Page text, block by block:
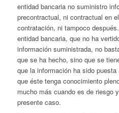
entidad bancaria no suministro
precontractual, ni contractual en
contratación, ni tampoco
entidad bancaria, que no ha
información suministrada, no
que se ha hecho, sino que se
que la información ha sido
que éste tenga conocimiento
mucho más cuando es de riesgo
presente caso.